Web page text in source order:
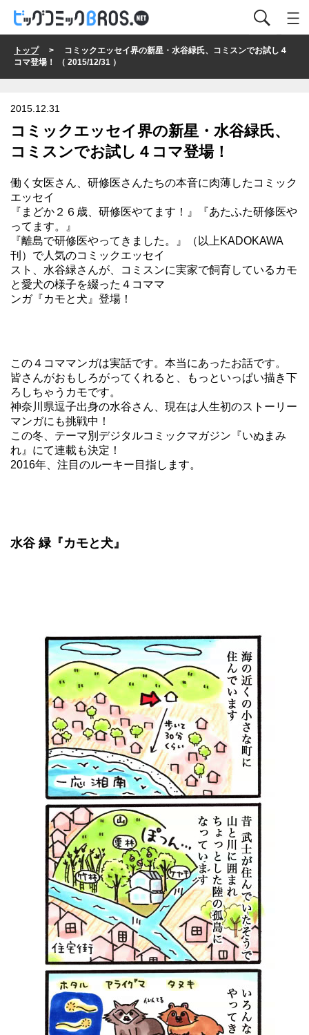
トップ> コミックエッセイ界の新星・水谷緑氏、コミスンでお試し４
コマ登場！ （ 2015/12/31 ）
2015.12.31
コミックエッセイ界の新星・水谷緑氏、
コミスンでお試し４コマ登場！
働く女医さん、研修医さんたちの本音に肉薄したコミック
エッセイ
『まどか２６歳、研修医やてます！』『あたふた研修医や
ってます。』
『離島で研修医やってきました。』（以上KADOKAWA
刊）で人気のコミックエッセイ
スト、水谷緑さんが、コミスンに実家で飼育しているカモ
と愛犬の様子を綴った４コママ
ンガ『カモと犬』登場！
この４コママンガは実話です。本当にあったお話です。
皆さんがおもしろがってくれると、もっといっぱい描き下
ろしちゃうカモです。
神奈川県逗子出身の水谷さん、現在は人生初のストーリー
マンガにも挑戦中！
この冬、テーマ別デジタルコミックマガジン『いぬまみ
れ』にて連載も決定！
2016年、注目のルーキー目指します。
水谷 緑『カモと犬』